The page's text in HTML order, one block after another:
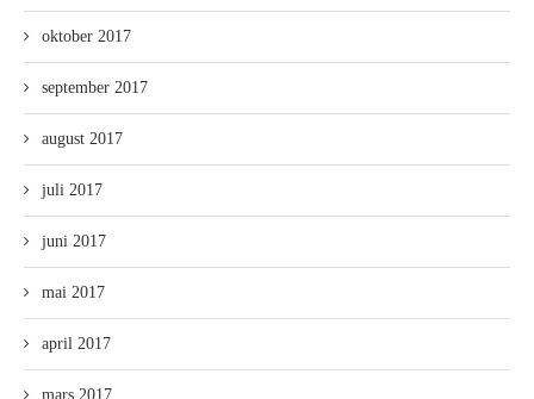
oktober 2017
september 2017
august 2017
juli 2017
juni 2017
mai 2017
april 2017
mars 2017